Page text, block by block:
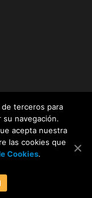
terceros para
navegación.
acepta nuestra
las cookies que
Cookies.